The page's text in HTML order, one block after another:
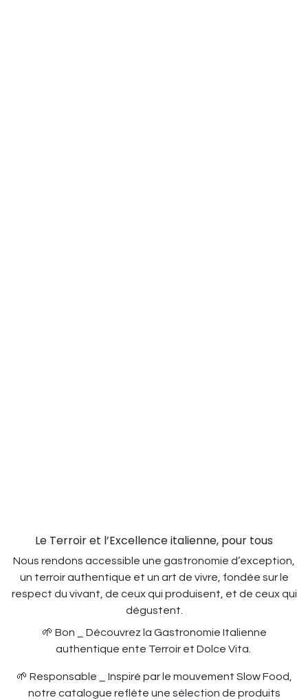
Le Terroir et l’Excellence italienne, pour tous
Nous rendons accessible une gastronomie d’exception,
un terroir authentique et un art de vivre, fondée sur le
respect du vivant, de ceux qui produisent, et de ceux qui
dégustent.
🌱 Bon _ Découvrez la Gastronomie Italienne
authentique ente Terroir et Dolce Vita.
🌱 Responsable _ Inspiré par le mouvement Slow Food,
notre catalogue reflète une sélection de produits